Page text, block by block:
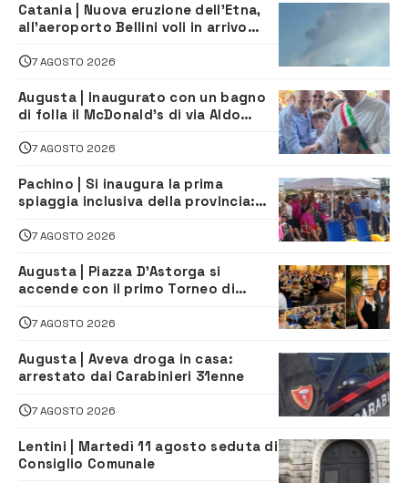
Catania | Nuova eruzione dell’Etna,
all’aeroporto Bellini voli in arrivo
7 AGOSTO 2026
Augusta | Inaugurato con un bagno
di folla il McDonald’s di via Aldo
7 AGOSTO 2026
Pachino | Si inaugura la prima
spiaggia inclusiva della provincia:
tutti
7 AGOSTO 2026
Augusta | Piazza D’Astorga si
accende con il primo Torneo di
7 AGOSTO 2026
Augusta | Aveva droga in casa:
arrestato dai Carabinieri 31enne
7 AGOSTO 2026
Lentini | Martedì 11 agosto seduta di
Consiglio Comunale